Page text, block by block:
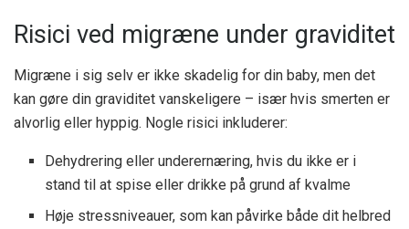
Risici ved migræne under graviditet
Migræne i sig selv er ikke skadelig for din baby, men det
kan gøre din graviditet vanskeligere – især hvis smerten er
alvorlig eller hyppig. Nogle risici inkluderer:
Dehydrering eller underernæring, hvis du ikke er i
stand til at spise eller drikke på grund af kvalme
Høje stressniveauer, som kan påvirke både dit helbred